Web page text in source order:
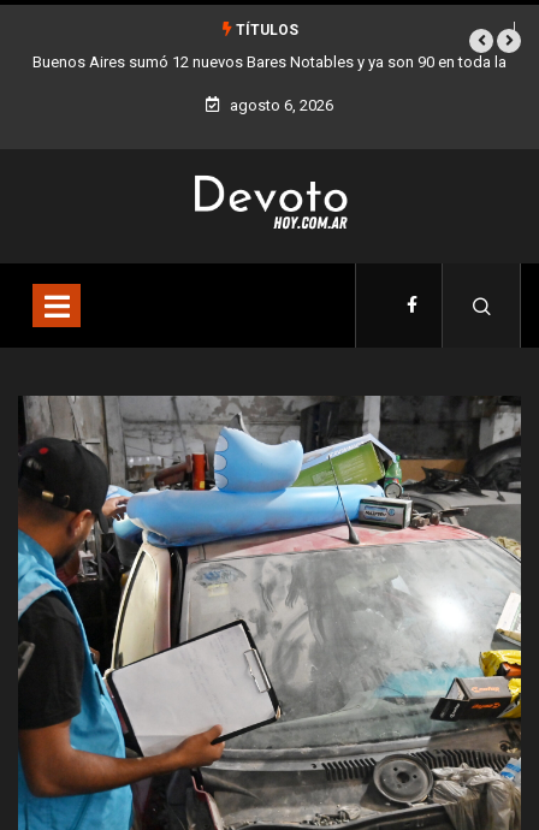
TÍTULOS
y ya son 90 en toda la Los stands móviles de la Ciudad llegan esta
agosto 6, 2026